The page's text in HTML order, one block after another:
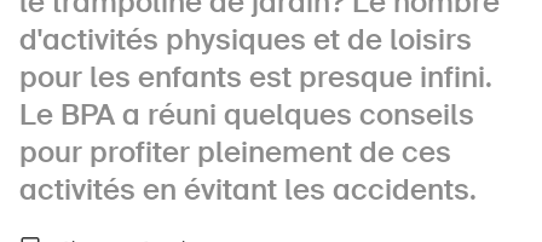
Politique
Sinus Plus
Campagnes
Postes vacants
d'activités physiques et de loisirs
pour les enfants est presque infini.
Le BPA a réuni quelques conseils
pour profiter pleinement de ces
activités en évitant les accidents.